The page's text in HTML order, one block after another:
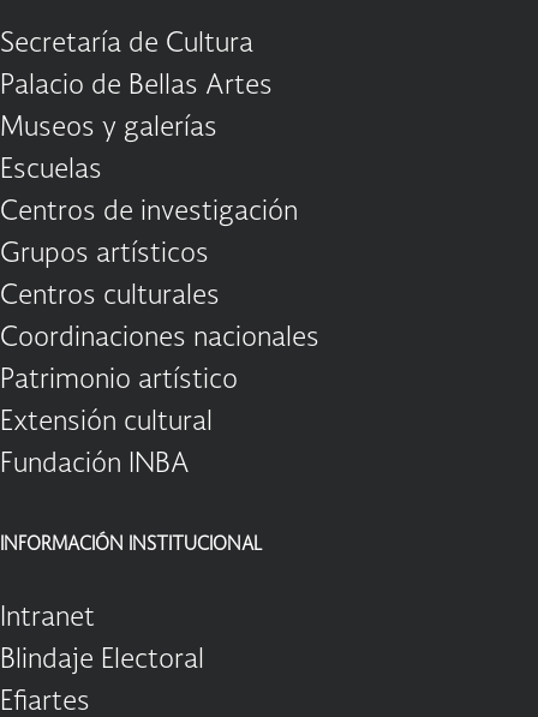
Secretaría de Cultura
Palacio de Bellas Artes
Museos y galerías
Escuelas
Centros de investigación
Grupos artísticos
Centros culturales
Coordinaciones nacionales
Patrimonio artístico
Extensión cultural
Fundación INBA
INFORMACIÓN INSTITUCIONAL
Intranet
Blindaje Electoral
Efiartes